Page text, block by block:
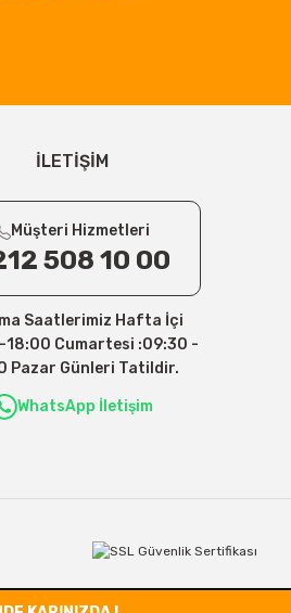
İLETİŞİM
Müşteri Hizmetleri
508 10 00
Saatlerimiz Hafta İçi
18:00 Cumartesi :09:30 -
Pazar Günleri Tatildir.
WhatsApp İletişim